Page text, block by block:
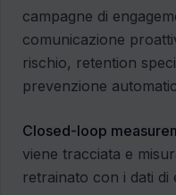
campagne di
comunicazione
rischio, retention
prevenzione
Closed-loop
viene tracciata e
retrainato con i dati di